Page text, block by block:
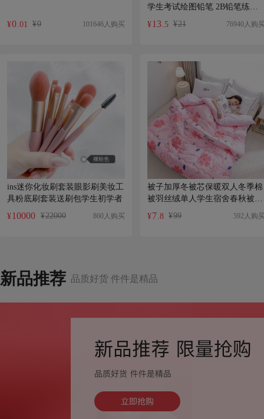
¥0.01 ¥0 101646人购买
学生考试绘图铅笔 2B铅笔练字
笔20支 AWP35715
¥13.5 ¥21 76940人购
ins迷你化妆刷套装眼影刷美妆工
具粉底刷套装送刷包学生初学者
¥10000 ¥22000 860人购买
被子加厚冬被芯保暖双人冬季棉
被羽丝绒单人学生宿舍春秋被芯
冬天
¥7.8 ¥99 592人购
新品推荐 品质好货 件件是精品